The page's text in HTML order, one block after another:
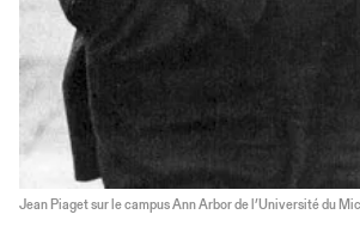
Jean Piaget sur le campus Ann Arbor de l’Université du